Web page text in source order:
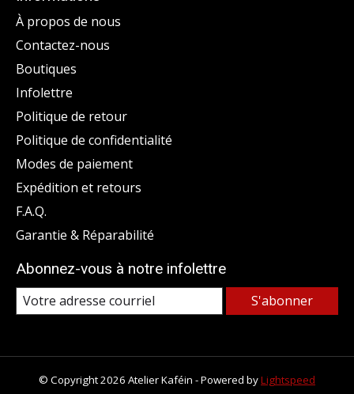
À propos de nous
Contactez-nous
Boutiques
Infolettre
Politique de retour
Politique de confidentialité
Modes de paiement
Expédition et retours
F.A.Q.
Garantie & Réparabilité
Abonnez-vous à notre infolettre
S'abonner
© Copyright 2026 Atelier Kaféin - Powered byLightspeed